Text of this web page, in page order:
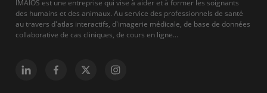
IMAIOS est une entreprise qui vise à aider et à former les soignants
des humains et des animaux. Au service des professionnels de santé
au travers d'atlas interactifs, d'imagerie médicale, de base de données
collaborative de cas cliniques, de cours en ligne...